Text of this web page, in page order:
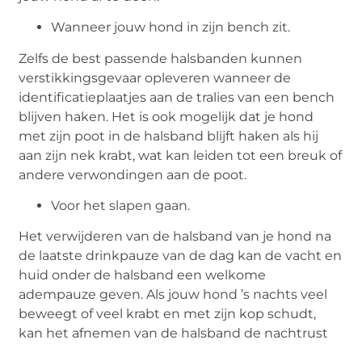
Wanneer jouw hond in zijn bench zit.
Zelfs de best passende halsbanden kunnen
verstikkingsgevaar opleveren wanneer de
identificatieplaatjes aan de tralies van een bench
blijven haken. Het is ook mogelijk dat je hond
met zijn poot in de halsband blijft haken als hij
aan zijn nek krabt, wat kan leiden tot een breuk of
andere verwondingen aan de poot.
Voor het slapen gaan.
Het verwijderen van de halsband van je hond na
de laatste drinkpauze van de dag kan de vacht en
huid onder de halsband een welkome
adempauze geven. Als jouw hond ’s nachts veel
beweegt of veel krabt en met zijn kop schudt,
kan het afnemen van de halsband de nachtrust